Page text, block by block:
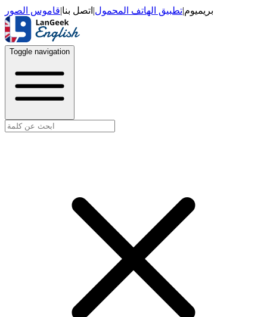
بريميوم|تطبيق الهاتف المحمول| اتصل بنا|قاموس الصور
Toggle navigation